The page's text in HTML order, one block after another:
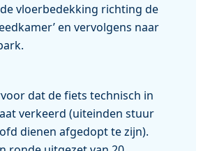
vloerbedekking richting de
en vervolgens naar
dat de fiets technisch in
verkeerd (uiteinden stuur
dienen afgedopt te zijn).